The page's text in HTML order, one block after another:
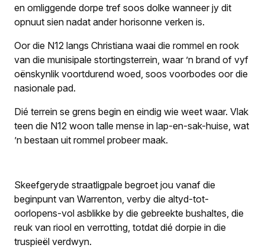
en omliggende dorpe tref soos dolke wanneer jy dit
opnuut sien nadat ander horisonne verken is.
Oor die N12 langs Christiana waai die rommel en rook
van die munisipale stortingsterrein, waar ’n brand of vyf
oënskynlik voortdurend woed, soos voorbodes oor die
nasionale pad.
Dié terrein se grens begin en eindig wie weet waar. Vlak
teen die N12 woon talle mense in lap-en-sak-huise, wat
’n bestaan uit rommel probeer maak.
Skeefgeryde straatligpale begroet jou vanaf die
beginpunt van Warrenton, verby die altyd-tot-
oorlopens-vol asblikke by die gebreekte bushaltes, die
reuk van riool en verrotting, totdat dié dorpie in die
truspieël verdwyn.